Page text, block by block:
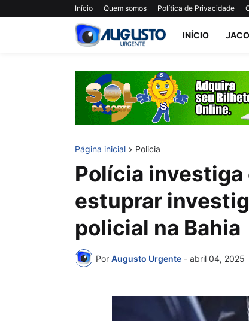
Início Quem somos Política de Privacidade
INÍCIO
Página inicial Policia
Polícia
estuprar
policial na Bahia
Por Augusto Urgente - abril 04, 2025